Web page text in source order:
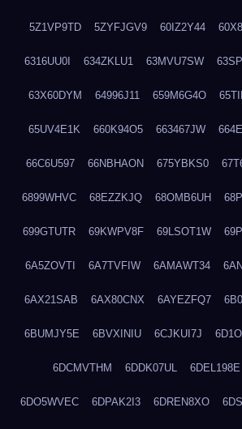
5Z1VP9TD 5ZYFJGV9 60IZ2Y44
6316UU0I 634ZKLU1 63MVU7SW
63X60DYM 64996J11 659M6G4O
65UV4E1K 660K94O5 663467JW
66C6U597 66NBHAON 675YBKS0
6899WHVC 68EZZKJQ 68OMB6UH
699GTUTR 69KWPV8F 69LSOT1W
6A5ZOVTI 6A7TVFIW 6AMAWT34
6AX21SAB 6AX80CNX 6AYEZFQ7
6BUMJY5E 6BVXINIU 6CJKUI7J
6DCMVTHM 6DDK07UL 6DEL198E
6DO5WVEC 6DPAK2I3 6DREN8XO